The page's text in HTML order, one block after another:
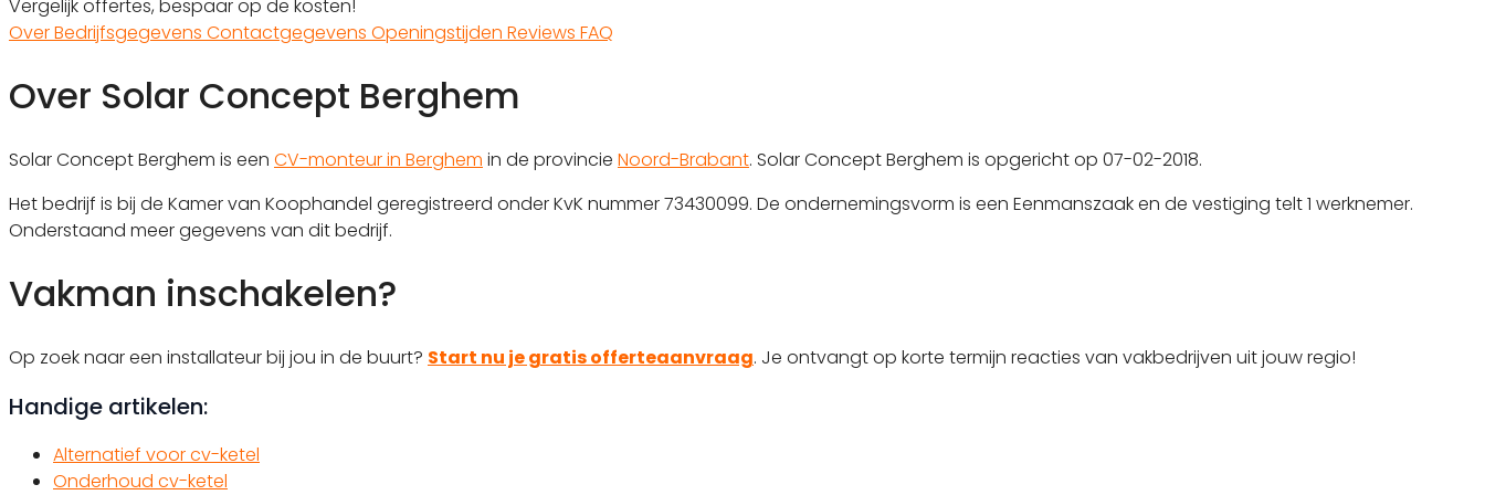
Vergelijk offertes, bespaar op de kosten!
OverBedrijfsgegevens Contactgegevens Openingstijden Reviews FAQ
Over Solar Concept Berghem
Solar Concept Berghem is een CV-monteur in Berghem in de provincie Noord-Brabant. Solar Concept Berghem is opgericht op 07-02-2018.
Het bedrijf is bij de Kamer van Koophandel geregistreerd onder KvK nummer 73430099. De ondernemingsvorm is een Eenmanszaak en de vestiging telt 1 werknemer.
Onderstaand meer gegevens van dit bedrijf.
Vakman inschakelen?
Op zoek naar een installateur bij jou in de buurt? Start nu je gratis offerteaanvraag. Je ontvangt op korte termijn reacties van vakbedrijven uit jouw regio!
Handige artikelen:
Alternatief voor cv-ketel
Onderhoud cv-ketel